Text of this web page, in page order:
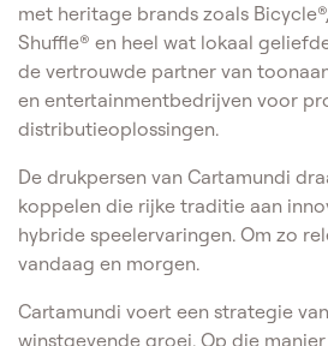
met heritage brands zoals
Shuffle® en heel wat lokaal
de vertrouwde partner van
en entertainmentbedrijven voor
distributieoplossingen.
De drukpersen van Cartamundi
koppelen die rijke traditie aan
hybride speelervaringen. Om zo
vandaag en morgen.
Cartamundi voert een strategie
winstgevende groei. Op die